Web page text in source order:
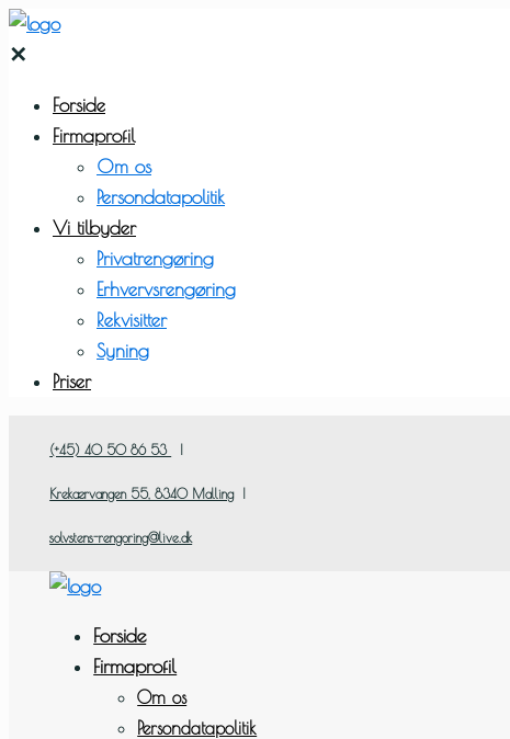
✕
Forside
Firmaprofil
Om os
Persondatapolitik
Vi tilbyder
Privatrengøring
Erhvervsrengøring
Rekvisitter
Syning
Priser
(+45) 40 50 86 53
Krekærvangen 55, ​8340 Malling|
solvstens-rengoring@live.dk
Forside
Firmaprofil
Om os
Persondatapolitik